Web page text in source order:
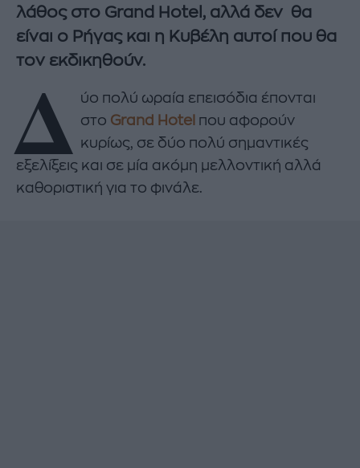
λάθος στο Grand Hotel, αλλά δεν θα
είναι ο Ρήγας και η Κυβέλη αυτοί που θα
τον εκδικηθούν.
Δ
ύο πολύ ωραία επεισόδια έπονται
στο Grand Hotel που αφορούν
κυρίως, σε δύο πολύ σημαντικές
εξελίξεις και σε μία ακόμη μελλοντική αλλά
καθοριστική για το φινάλε.